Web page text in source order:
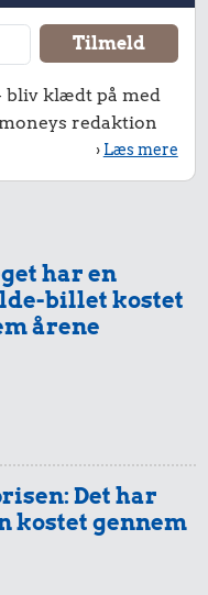
bliv klædt på med
redaktion
› Læs mere
har en
billet kostet
årene
Det har
kostet gennem